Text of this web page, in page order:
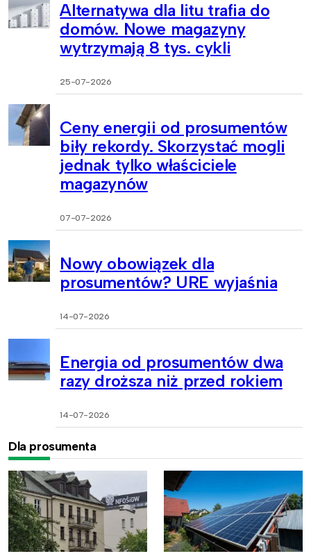
Alternatywa dla litu trafia do
domów. Nowe magazyny
wytrzymają 8 tys. cykli
25-07-2026
Ceny energii od prosumentów
biły rekordy. Skorzystać mogli
jednak tylko właściciele
magazynów
07-07-2026
Nowy obowiązek dla
prosumentów? URE wyjaśnia
14-07-2026
Energia od prosumentów dwa
razy droższa niż przed rokiem
14-07-2026
Dla prosumenta